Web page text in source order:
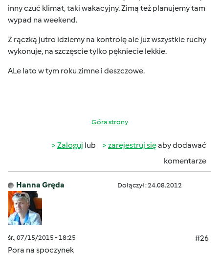
inny czuć klimat, taki wakacyjny. Zimą też planujemy tam
wypad na weekend.
Z rączką jutro idziemy na kontrolę ale juz wszystkie ruchy
wykonuje, na szczęscie tylko pękniecie lekkie.
ALe lato w tym roku zimne i deszczowe.
Góra strony
Zaloguj lub zarejestruj sięaby dodawać
komentarze
Hanna Gręda Dołączył : 24.08.2012
śr., 07/15/2015 - 18:25
#26
Pora na spoczynek